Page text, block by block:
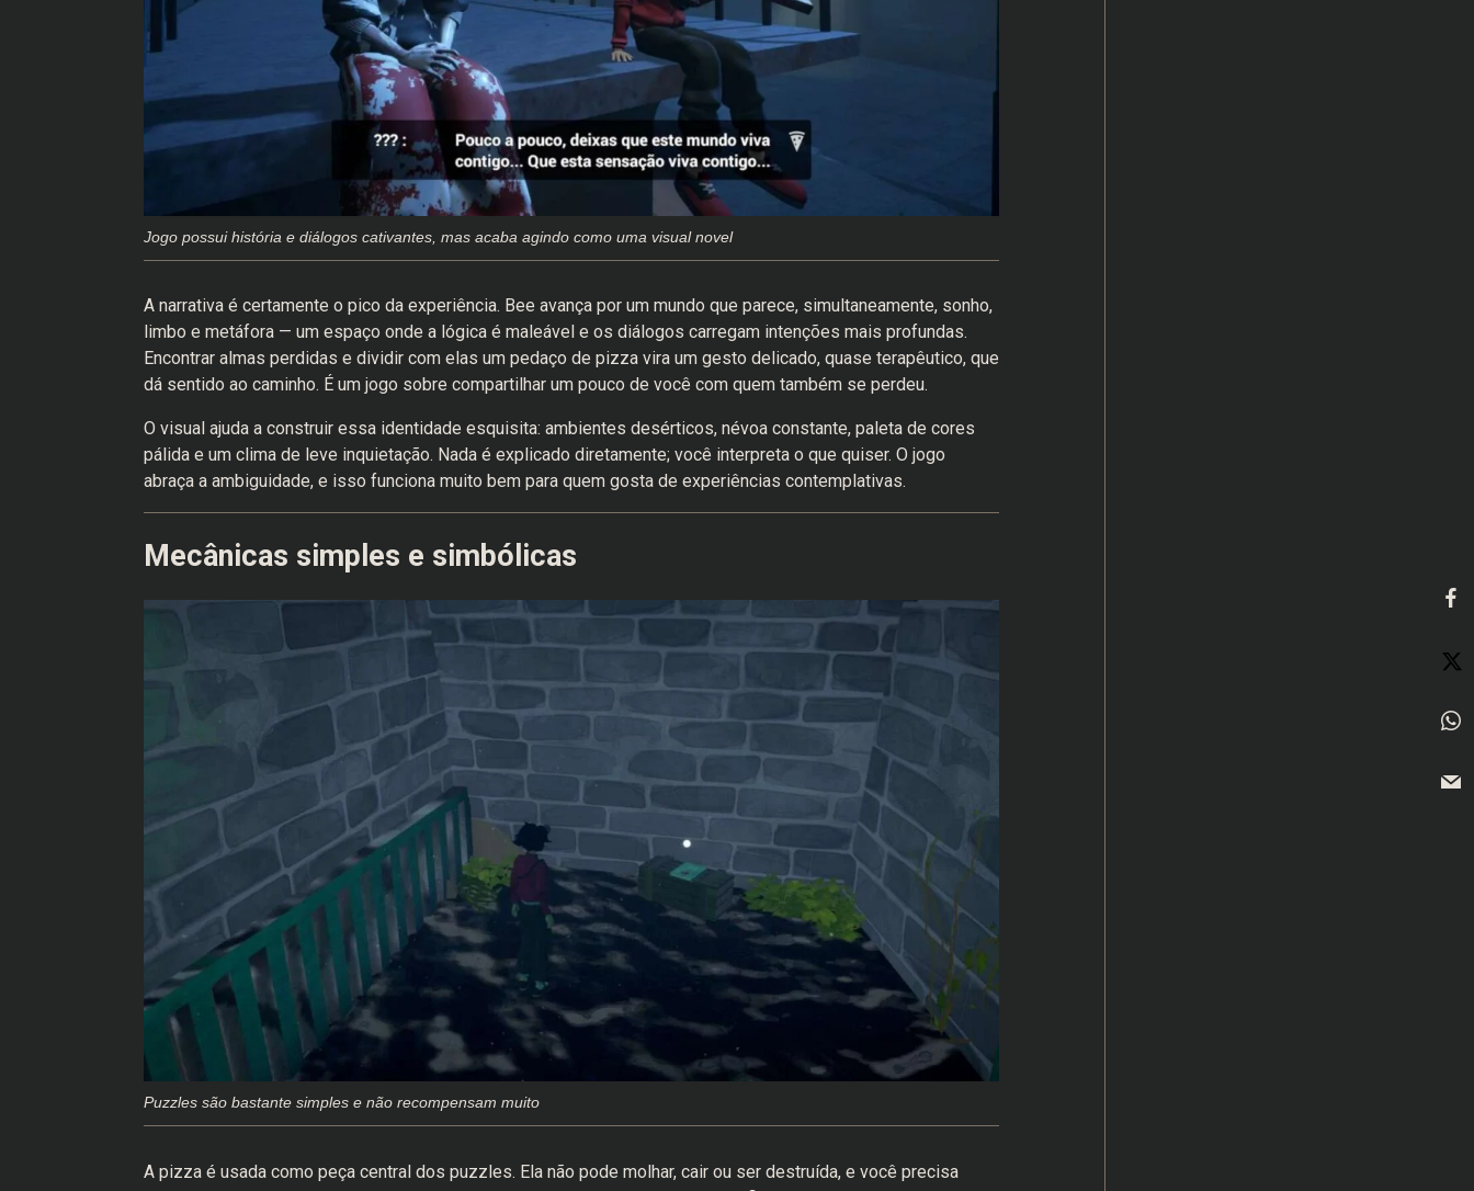
Jogo possui história e diálogos cativantes, mas acaba agindo como uma visual novel
A narrativa é certamente o pico da experiência. Bee avança por um mundo que parece, simultaneamente, sonho,
limbo e metáfora — um espaço onde a lógica é maleável e os diálogos carregam intenções mais profundas.
Encontrar almas perdidas e dividir com elas um pedaço de pizza vira um gesto delicado, quase terapêutico, que
dá sentido ao caminho. É um jogo sobre compartilhar um pouco de você com quem também se perdeu.
O visual ajuda a construir essa identidade esquisita: ambientes desérticos, névoa constante, paleta de cores
pálida e um clima de leve inquietação. Nada é explicado diretamente; você interpreta o que quiser. O jogo
abraça a ambiguidade, e isso funciona muito bem para quem gosta de experiências contemplativas.
Mecânicas simples e simbólicas
Puzzles são bastante simples e não recompensam muito
A pizza é usada como peça central dos puzzles. Ela não pode molhar, cair ou ser destruída, e você precisa